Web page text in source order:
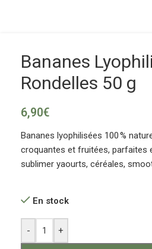
Bananes
Rondelles 50 g
6,90€
Bananes lyophilisées 100 %
croquantes et fruitées, parfaites
sublimer yaourts, céréales,
En stock
- +